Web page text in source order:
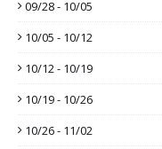
09/28 - 10/05
10/05 - 10/12
10/12 - 10/19
10/19 - 10/26
10/26 - 11/02